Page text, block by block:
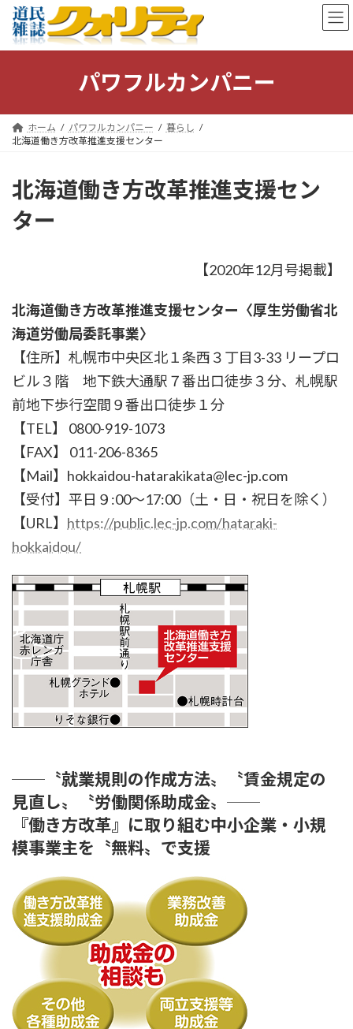
ン
キ
ー
に
パワフルカンパニー
ホーム パワフルカンパニー
暮らし
北海道働き方改革推進支援センター
北海道働き方改革推進支援セン
ター
【2020年12月号掲載】
北海道働き方改革推進支援センター 〈厚生労働省北
海道労働局委託事業〉
【住所】札幌市中央区北１条西３丁目3-33 リープロ
ビル３階 地下鉄大通駅７番出口徒歩３分、札幌駅
前地下歩行空間９番出口徒歩１分
【TEL】 0800-919-1073
【FAX】 011-206-8365
【Mail】hokkaidou-hatarakikata@lec-jp.com
【受付】平日９:00〜17:00（土・日・祝日を除く）
【URL】 https://public.lec-jp.com/hataraki-
hokkaidou/
──〝就業規則の作成方法〟〝賃金規定の
見直し〟〝労働関係助成金〟──
『働き方改革』に取り組む中小企業・小規
模事業主を〝無料〟で支援